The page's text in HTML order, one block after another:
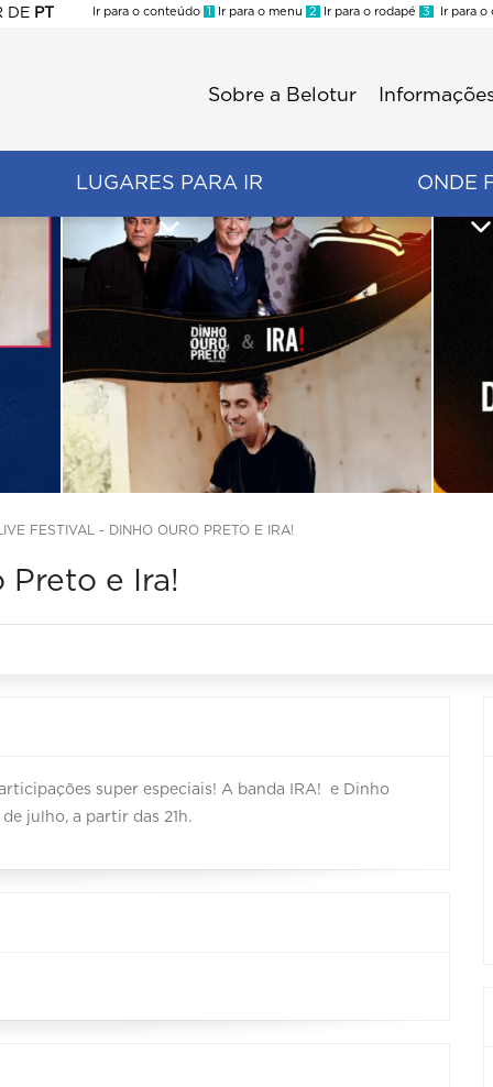
DE PT
Ir para o conteúdo 1 Ir para o menu 2 Ir para o rodapé 3 Ir para o
Sobre a Belotur
LUGARES PARA IR ONDE
FESTIVAL - DINHO OURO PRETO E IRA!
Preto e Ira!
super especiais! A banda IRA! e Dinho
julho, a partir das 21h.